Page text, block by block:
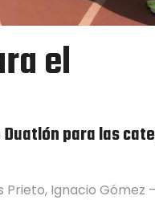
el
para las
Ignacio Gómez